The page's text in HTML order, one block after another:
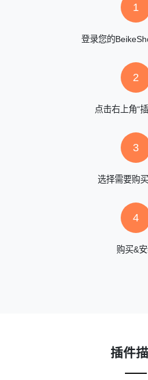
1
登录您的
2
点击右上角“
3
选择需要购
4
购买&
插件